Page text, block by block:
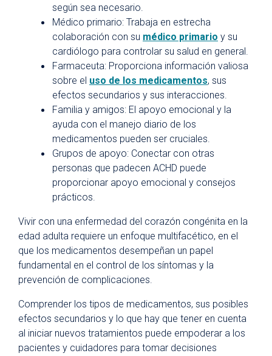
según sea necesario.
Médico primario: Trabaja en estrecha
colaboración con su médico primario y su
cardiólogo para controlar su salud en general.
Farmaceuta: Proporciona información valiosa
sobre el uso de los medicamentos, sus
efectos secundarios y sus interacciones.
Familia y amigos: El apoyo emocional y la
ayuda con el manejo diario de los
medicamentos pueden ser cruciales.
Grupos de apoyo: Conectar con otras
personas que padecen ACHD puede
proporcionar apoyo emocional y consejos
prácticos.
Vivir con una enfermedad del corazón congénita en la
edad adulta requiere un enfoque multifacético, en el
que los medicamentos desempeñan un papel
fundamental en el control de los síntomas y la
prevención de complicaciones.
Comprender los tipos de medicamentos, sus posibles
efectos secundarios y lo que hay que tener en cuenta
al iniciar nuevos tratamientos puede empoderar a los
pacientes y cuidadores para tomar decisiones